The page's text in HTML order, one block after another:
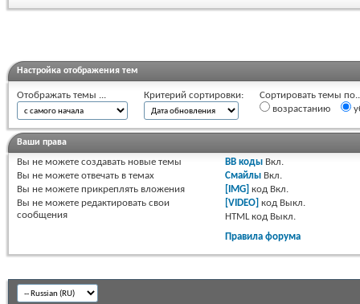
Настройка отображения тем
Отображать темы ... Критерий сортировки:
Сортировать темы
возрастанию
Ваши права
Вы не можете создавать новые темы
Вы не можете отвечать в темах
Вы не можете прикреплять вложения
Вы не можете редактировать свои
сообщения
BB коды Вкл.
Смайлы Вкл.
[IMG] код Вкл.
[VIDEO] код Выкл.
HTML код Выкл.
Правила форума